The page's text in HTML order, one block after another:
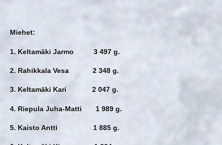
Miehet:
1. Keltamäki Jarmo 3 497 g.
2. Rahikkala Vesa 2 348 g.
3. Keltamäki Kari 2 047 g.
4. Riepula Juha-Matti 1 989 g.
5. Kaisto Antti 1 885 g.